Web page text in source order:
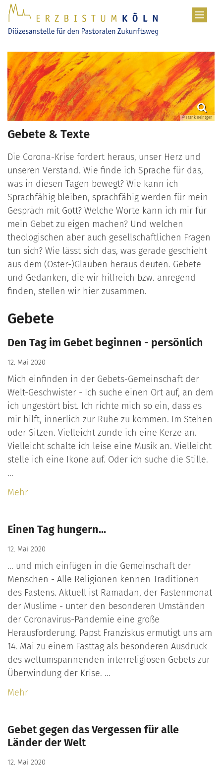
Zum Inhalt springen
© Frank Reintgen
Gebete & Texte
Die Corona-Krise fordert heraus, unser Herz und
unseren Verstand. Wie finde ich Sprache für das,
was in diesen Tagen bewegt? Wie kann ich
Sprachfähig bleiben, sprachfähig werden für mein
Gespräch mit Gott? Welche Worte kann ich mir für
mein Gebet zu eigen machen? Und welchen
theologischen aber auch gesellschaftlichen Fragen
tun sich? Wie lässt sich das, was gerade geschieht
aus dem (Oster-)Glauben heraus deuten. Gebete
und Gedanken, die wir hilfreich bzw. anregend
finden, stellen wir hier zusammen.
Gebete
Den Tag im Gebet beginnen - persönlich
12. Mai 2020
Mich einfinden in der Gebets-Gemeinschaft der
Welt-Geschwister - Ich suche einen Ort auf, an dem
ich ungestört bist. Ich richte mich so ein, dass es
mir hilft, innerlich zur Ruhe zu kommen. Im Stehen
oder Sitzen. Vielleicht zünde ich eine Kerze an.
Vielleicht schalte ich leise eine Musik an. Vielleicht
stelle ich eine Ikone auf. Oder ich suche die Stille.
...
Mehr
Einen Tag hungern...
12. Mai 2020
... und mich einfügen in die Gemeinschaft der
Menschen - Alle Religionen kennen Traditionen
des Fastens. Aktuell ist Ramadan, der Fastenmonat
der Muslime - unter den besonderen Umständen
der Coronavirus-Pandemie eine große
Herausforderung. Papst Franziskus ermutigt uns am
14. Mai zu einem Fasttag als besonderen Ausdruck
des weltumspannenden interreligiösen Gebets zur
Überwindung der Krise. ...
Mehr
Gebet gegen das Vergessen für alle
Länder der Welt
12. Mai 2020